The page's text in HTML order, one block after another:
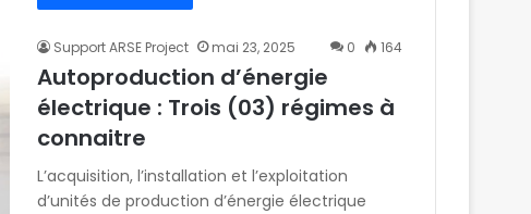
Support ARSE Project mai 23, 2025 0 164
Autoproduction d’énergie
électrique : Trois (03) régimes à
connaitre
L’acquisition, l’installation et l’exploitation
d’unités de production d’énergie électrique